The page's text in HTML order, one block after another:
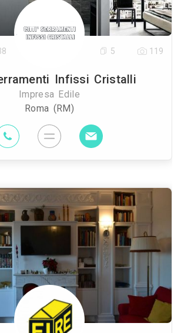
Infissi Cristalli
Impresa Edile
Roma (RM)
5 119